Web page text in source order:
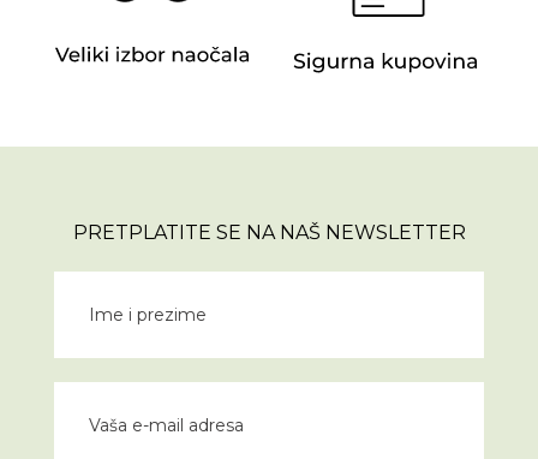
PRETPLATITE SE NA NAŠ NEWSLETTER